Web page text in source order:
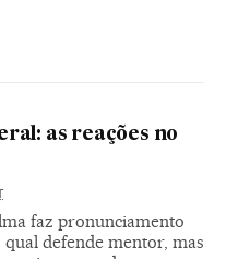
as reações no
faz pronunciamento
qual defende mentor, mas